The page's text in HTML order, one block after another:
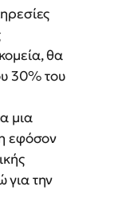
θα
30% του
μια
εφόσον
την